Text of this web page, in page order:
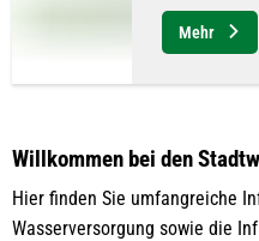
Mehr
Willkommen bei den
Hier finden Sie umfangreiche
Wasserversorgung sowie die